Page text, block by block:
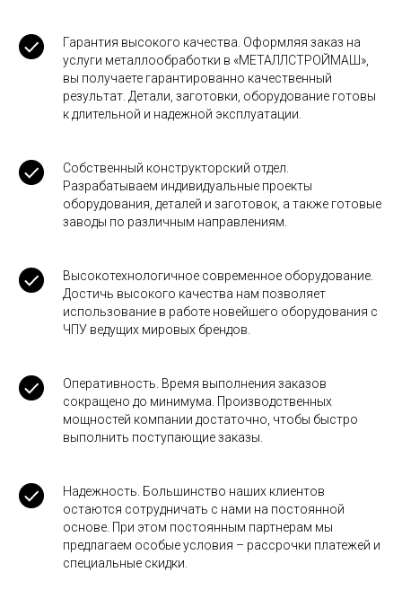
Гарантия высокого качества. Оформляя заказ на
услуги металлообработки в «МЕТАЛЛСТРОЙМАШ»,
вы получаете гарантированно качественный
результат. Детали, заготовки, оборудование готовы
к длительной и надежной эксплуатации.
Собственный конструкторский отдел.
Разрабатываем индивидуальные проекты
оборудования, деталей и заготовок, а также готовые
заводы по различным направлениям.
Высокотехнологичное современное оборудование.
Достичь высокого качества нам позволяет
использование в работе новейшего оборудования с
ЧПУ ведущих мировых брендов.
Оперативность. Время выполнения заказов
сокращено до минимума. Производственных
мощностей компании достаточно, чтобы быстро
выполнить поступающие заказы.
Надежность. Большинство наших клиентов
остаются сотрудничать с нами на постоянной
основе. При этом постоянным партнерам мы
предлагаем особые условия – рассрочки платежей и
специальные скидки.